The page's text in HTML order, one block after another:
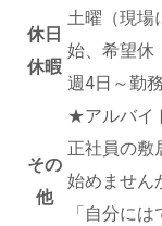
休日
休暇
土曜（現場
始、希望休
週4日～勤
その
他
★アルバイ
正社員の敷
始めません
「自分に